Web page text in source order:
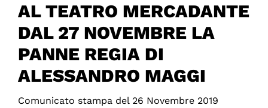
AL TEATRO MERCADANTE
DAL 27 NOVEMBRE LA
PANNE REGIA DI
ALESSANDRO MAGGI
Comunicato stampa del 26 Novembre 2019